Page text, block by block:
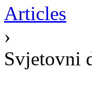
Articles
›
Svjetovni